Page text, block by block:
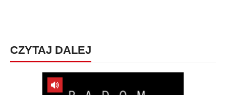
CZYTAJ DALEJ